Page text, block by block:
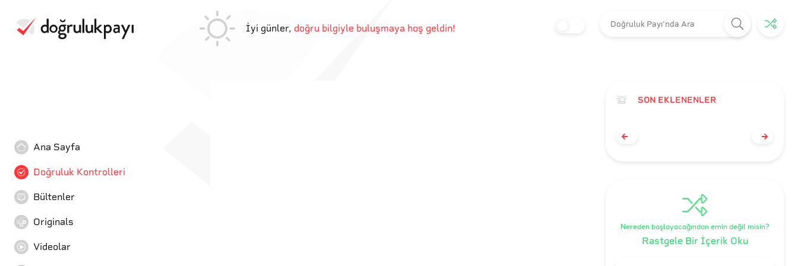
İyi günler, doğru bilgiyle buluşmaya hoş geldin!
Ana Sayfa
Doğruluk Kontrolleri
Bültenler
Originals
Videolar
SON EKLENENLER
Nereden başlayacağından emin değil misin?
Rastgele Bir İçerik Oku